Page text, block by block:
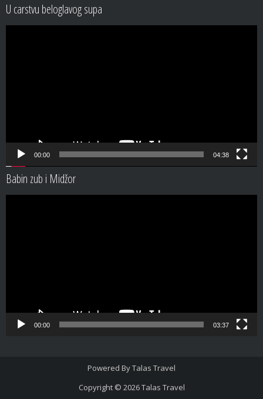
U carstvu beloglavog supa
00:00 04:38
Babin zub i Midžor
00:00 03:37
Powered ByTalas Travel
Copyright © 2026Talas Travel